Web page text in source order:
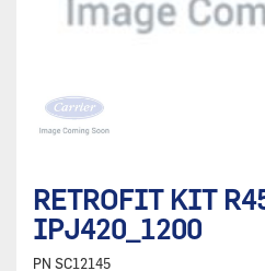
RETROFIT KIT
IPJ420_1200
PN SC12145